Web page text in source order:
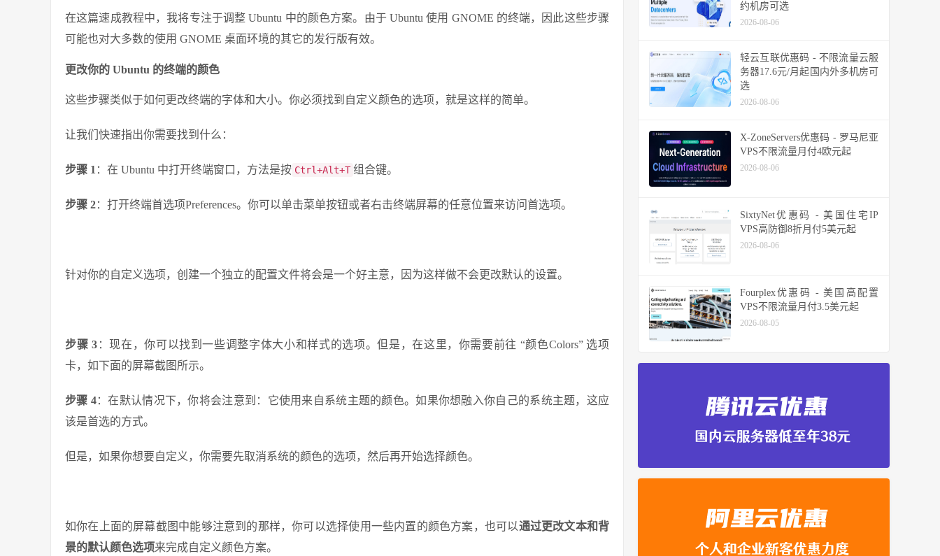
在这篇速成教程中，我将专注于调整 Ubuntu 中的颜色方案。由于 Ubuntu 使用 GNOME 的终端，因此这些步骤
可能也对大多数的使用 GNOME 桌面环境的其它的发行版有效。
更改你的 Ubuntu 的终端的颜色
这些步骤类似于如何更改终端的字体和大小。你必须找到自定义颜色的选项，就是这样的简单。
让我们快速指出你需要找到什么：
步骤 1 ：在 Ubuntu 中打开终端窗口，方法是按 Ctrl+Alt+T 组合键。
步骤 2：打开终端首选项Preferences。你可以单击菜单按钮或者右击终端屏幕的任意位置来访问首选项。
针对你的自定义选项，创建一个独立的配置文件将会是一个好主意，因为这样做不会更改默认的设置。
步骤 3：现在，你可以找到一些调整字体大小和样式的选项。但是，在这里，你需要前往 “颜色Colors” 选项
卡，如下面的屏幕截图所示。
步骤 4：在默认情况下，你将会注意到：它使用来自系统主题的颜色。如果你想融入你自己的系统主题，这应
该是首选的方式。
但是，如果你想要自定义，你需要先取消系统的颜色的选项，然后再开始选择颜色。
如你在上面的屏幕截图中能够注意到的那样，你可以选择使用一些内置的颜色方案，也可以通过更改文本和背
景的默认颜色选项来完成自定义颜色方案。
约机房可选
2026-08-06
轻云互联优惠码 - 不限流量云服
务器17.6元/月起国内外多机房可
选
2026-08-06
X-ZoneServers优惠码 - 罗马尼亚
VPS不限流量月付4欧元起
2026-08-06
SixtyNet优惠码 - 美国住宅IP
VPS高防御8折月付5美元起
2026-08-06
Fourplex优惠码 - 美国高配置
VPS不限流量月付3.5美元起
2026-08-05